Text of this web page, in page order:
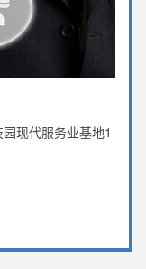
现代服务业基地1